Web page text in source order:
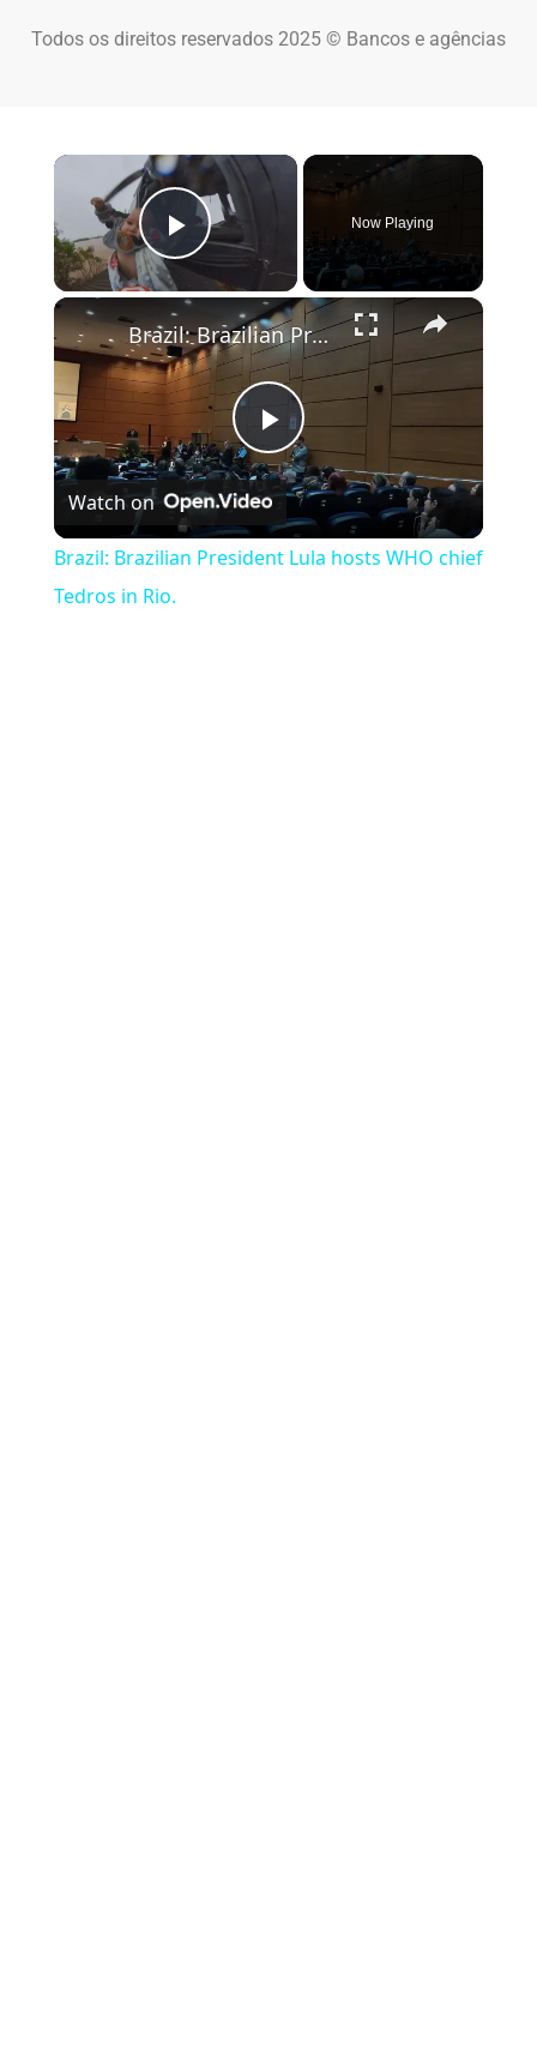
Todos os direitos reservados 2025 © Bancos e agências
×
Play Video
Now Playing
×
Play Video
Brazil: Brazilian President Lula hosts WHO chief Tedros in Rio.
Watch on
Brazil: Brazilian President Lula hosts WHO chief
Tedros in Rio.